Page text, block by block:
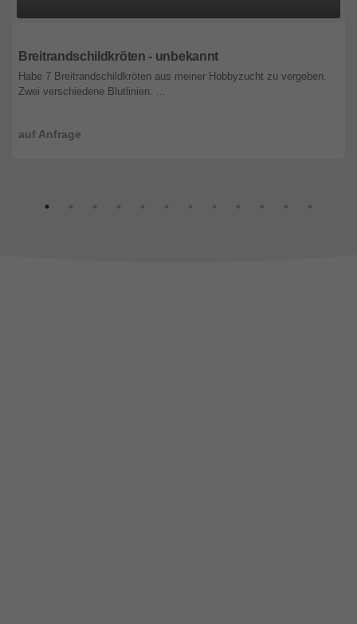
Breitrandschildkröten - unbekannt
auf Anfrage
Habe 7 Breitrandschildkröten aus meiner Hobbyzucht zu vergeben.
Zwei verschiedene Blutlinien. ...